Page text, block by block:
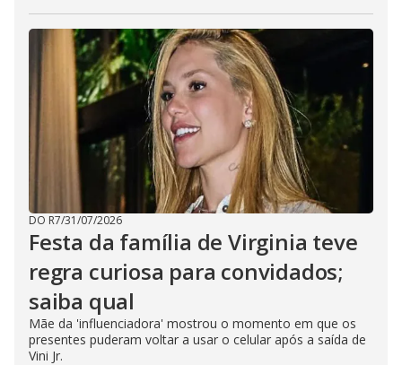
DO R7/31/07/2026
Festa da família de Virginia teve
regra curiosa para convidados;
saiba qual
Mãe da 'influenciadora' mostrou o momento em que os
presentes puderam voltar a usar o celular após a saída de
Vini Jr.